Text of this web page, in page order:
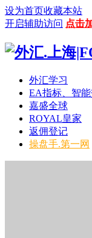
设为首页收藏本站
开启辅助访问 点击
外汇学习
EA指标、智
嘉盛全球
ROYAL皇家
返佣登记
操盘手.第一网